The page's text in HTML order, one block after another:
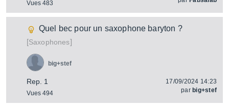
Vues 483
Quel bec pour un saxophone baryton ?
[Saxophones]
Rep. 1
Vues 494
big+stef
17/09/2024 14:23
par big+stef